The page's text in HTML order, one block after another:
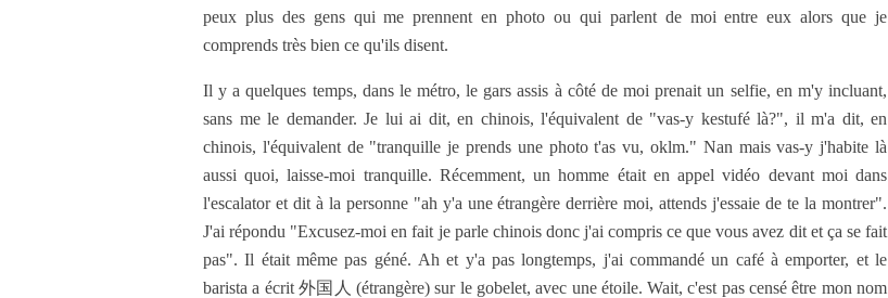
peux plus des gens qui me prennent en photo ou qui parlent de moi entre eux alors que je
comprends très bien ce qu'ils disent.
Il y a quelques temps, dans le métro, le gars assis à côté de moi prenait un selfie, en m'y incluant,
sans me le demander. Je lui ai dit, en chinois, l'équivalent de "vas-y kestufé là?", il m'a dit, en
chinois, l'équivalent de "tranquille je prends une photo t'as vu, oklm." Nan mais vas-y j'habite là
aussi quoi, laisse-moi tranquille. Récemment, un homme était en appel vidéo devant moi dans
l'escalator et dit à la personne "ah y'a une étrangère derrière moi, attends j'essaie de te la montrer".
J'ai répondu "Excusez-moi en fait je parle chinois donc j'ai compris ce que vous avez dit et ça se fait
pas". Il était même pas géné. Ah et y'a pas longtemps, j'ai commandé un café à emporter, et le
barista a écrit 外国人 (étrangère) sur le gobelet, avec une étoile. Wait, c'est pas censé être mon nom